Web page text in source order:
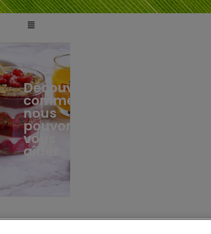
Découvrez
comment
nous
pouvons
vous
aider